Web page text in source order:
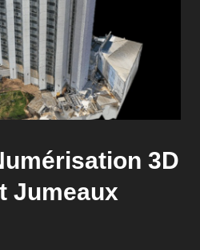
3D
Jumeaux